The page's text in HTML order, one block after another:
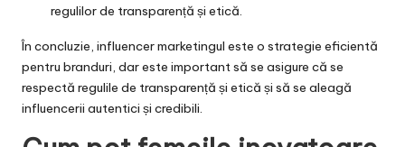
regulilor de transparență și etică.
În concluzie, influencer marketingul este o strategie eficientă
pentru branduri, dar este important să se asigure că se
respectă regulile de transparență și etică și să se aleagă
influencerii autentici și credibili.